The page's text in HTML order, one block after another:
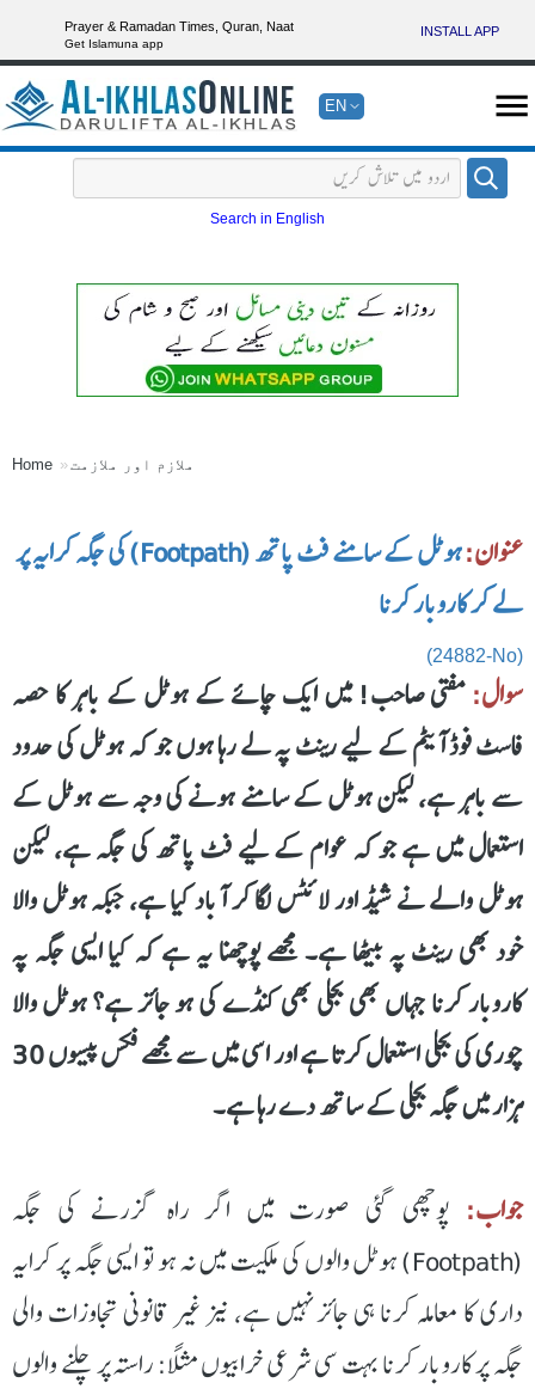
Prayer & Ramadan Times, Quran, Naat
Get Islamuna app
INSTALL APP
EN
Search in English
Home ملازم اور ملازمت
عنوان:
ہوٹل کے سامنے فٹ پاتھ (Footpath) کی جگہ کرایہ پر
لے کر کاروبار کرنا
(24882-No)
سوال:مفتی صاحب! میں ایک چائے کے ہوٹل کے باہر کا حصہ
فاسٹ فوڈ آیٹم کے لیے رینٹ پہ لے رہا ہوں جو کہ ہوٹل کی حدود
سے باہر ہے، لیکن ہوٹل کے سامنے ہونے کی وجہ سے ہوٹل کے
استعمال میں ہے جو کہ عوام کے لیے فٹ پاتھ کی جگہ ہے، لیکن
ہوٹل والے نے شیڈ اور لائٹس لگا کر آباد کیا ہے، جبکہ ہوٹل والا
خود بھی رینٹ پہ بیٹھا ہے۔ مجھے پوچھنا یہ ہے کہ کیا ایسی جگہ پہ
کاروبار کرنا جہاں بھی بجلی بھی کنڈے کی ہو جائز ہے؟ ہوٹل والا
چوری کی بجلی استعمال کرتا ہے اور اسی میں سے مجھے فکس پیسوں 30
ہزار میں جگہ بجلی کے ساتھ دے رہا ہے۔
جواب: پوچھی گئی صورت میں اگر راہ گزرنے کی جگہ
(Footpath) ہوٹل والوں کی ملکیت میں نہ ہو تو ایسی جگہ پر کرایہ
داری کا معاملہ کرنا ہی جائز نہیں ہے، نیز غیر قانونی تجاوزات والی
جگہ پر کاروبار کرنا بہت سی شرعی خرابیوں مثلاً: راستہ پر چلنے والوں